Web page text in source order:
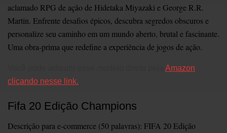
aclamado RPG de ação de Hidetaka Miyazaki e George R.R.
Martin. Enfrente desafios épicos, descubra segredos obscuros e
personalize seu caminho em um mundo aberto, brutal e fascinante.
Uma obra-prima que redefine a experiência de jogos de ação.
Amazon
clicando nesse link.
Fifa 20 Edição Champions
Descrição para e-commerce (50 palavras): FIFA 20 Edição